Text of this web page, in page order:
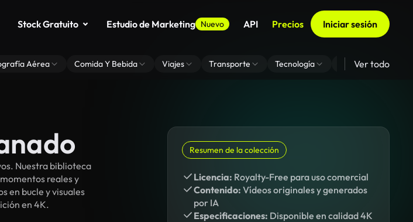
Stock Gratuito Estudio de Marketing Nuevo API Precios Iniciar sesión
Aérea Comida Y Bebida Viajes Transporte Tecnología Zoom De Fondo
Ver todo
Nuestra biblioteca
reales y
en bucle y visuales
en 4K.
Resumen de la colección
Licencia: Royalty-Free para uso comercial
Contenido: Vídeos originales y generados
por IA
Especificaciones: Disponible en calidad 4K